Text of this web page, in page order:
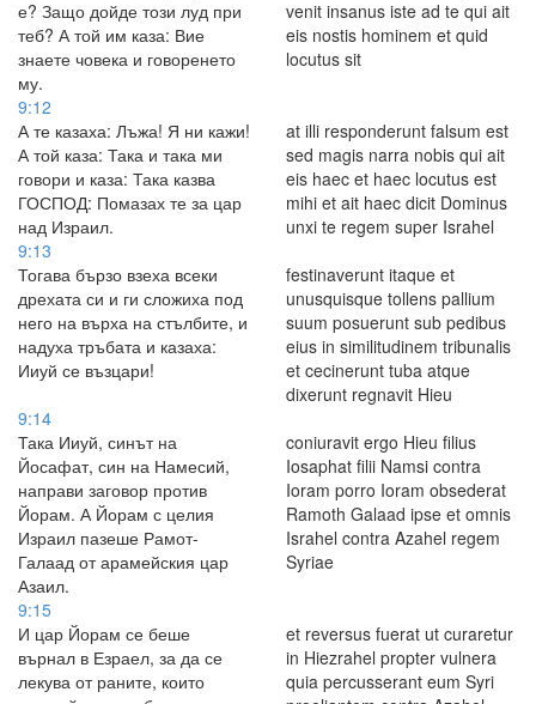
е? Защо дойде този луд при
теб? А той им каза: Вие
знаете човека и говоренето
му.
venit insanus iste ad te qui ait
eis nostis hominem et quid
locutus sit
9:12
А те казаха: Лъжа! Я ни кажи!
А той каза: Така и така ми
говори и каза: Така казва
ГОСПОД: Помазах те за цар
над Израил.
at illi responderunt falsum est
sed magis narra nobis qui ait
eis haec et haec locutus est
mihi et ait haec dicit Dominus
unxi te regem super Israhel
9:13
Тогава бързо взеха всеки
дрехата си и ги сложиха под
него на върха на стълбите, и
надуха тръбата и казаха:
Ииуй се възцари!
festinaverunt itaque et
unusquisque tollens pallium
suum posuerunt sub pedibus
eius in similitudinem tribunalis
et cecinerunt tuba atque
dixerunt regnavit Hieu
9:14
Така Ииуй, синът на
Йосафат, син на Намесий,
направи заговор против
Йорам. А Йорам с целия
Израил пазеше Рамот-
Галаад от арамейския цар
Азаил.
coniuravit ergo Hieu filius
Iosaphat filii Namsi contra
Ioram porro Ioram obsederat
Ramoth Galaad ipse et omnis
Israhel contra Azahel regem
Syriae
9:15
И цар Йорам се беше
върнал в Езраел, за да се
лекува от раните, които
et reversus fuerat ut curaretur
in Hiezrahel propter vulnera
quia percusserant eum Syri